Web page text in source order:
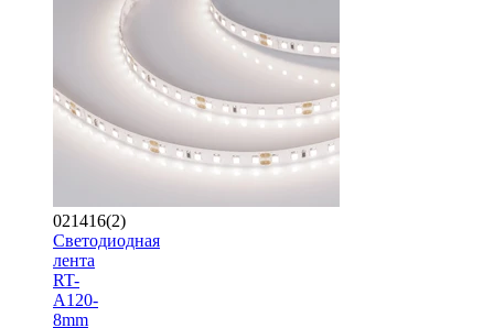
021416(2)
Светодиодная
лента
RT-
A120-
8mm